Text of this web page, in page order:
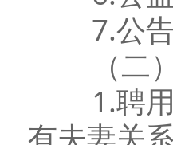
7.公告
（二）
1.聘用
有夫妻关